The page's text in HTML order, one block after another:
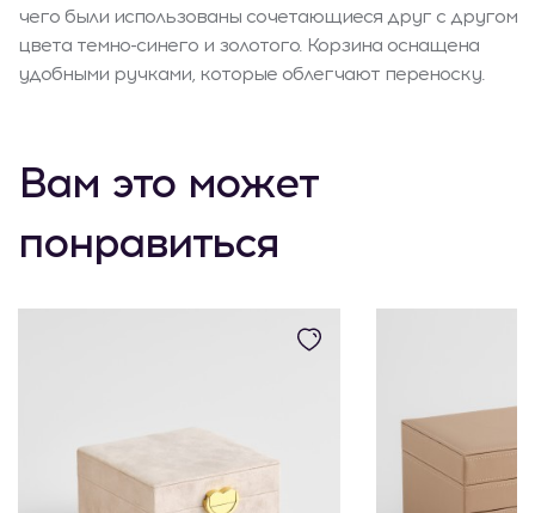
чего были использованы сочетающиеся друг с другом
цвета темно-синего и золотого. Корзина оснащена
удобными ручками, которые облегчают переноску.
Вам это может
понравиться